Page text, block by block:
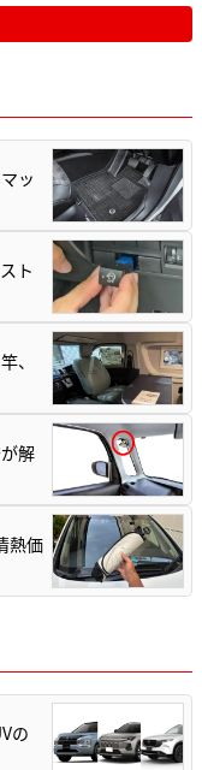
ッ
ト
、
解
熱価
の